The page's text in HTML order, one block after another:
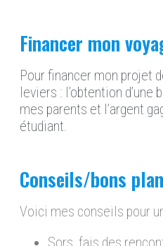
Financer mon
Pour financer mon projet
leviers : l’obtention
mes parents et l’argent
étudiant.
Conseils/bons
Voici mes conseils pour
Sors, fais des